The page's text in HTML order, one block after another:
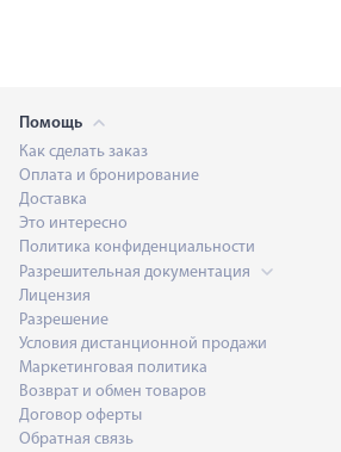
Помощь
Как сделать заказ
Оплата и бронирование
Доставка
Это интересно
Политика конфиденциальности
Разрешительная документация
Лицензия
Разрешение
Условия дистанционной продажи
Маркетинговая политика
Возврат и обмен товаров
Договор оферты
Обратная связь